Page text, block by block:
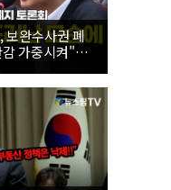
완수사권 폐
가중시켜"｜
폐지 토론회